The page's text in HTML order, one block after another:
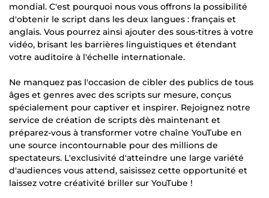
mondial. C'est pourquoi nous vous offrons la possibilité
d'obtenir le script dans les deux langues : français et
anglais. Vous pourrez ainsi ajouter des sous-titres à votre
vidéo, brisant les barrières linguistiques et étendant
votre auditoire à l'échelle internationale.
Ne manquez pas l'occasion de cibler des publics de tous
âges et genres avec des scripts sur mesure, conçus
spécialement pour captiver et inspirer. Rejoignez notre
service de création de scripts dès maintenant et
préparez-vous à transformer votre chaîne YouTube en
une source incontournable pour des millions de
spectateurs. L'exclusivité d'atteindre une large variété
d'audiences vous attend, saisissez cette opportunité et
laissez votre créativité briller sur YouTube !